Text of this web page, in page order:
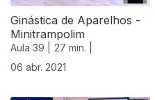
Ginástica de Aparelhos -
Minitrampolim
Aula 39 |
27 min. |
06 abr. 2021